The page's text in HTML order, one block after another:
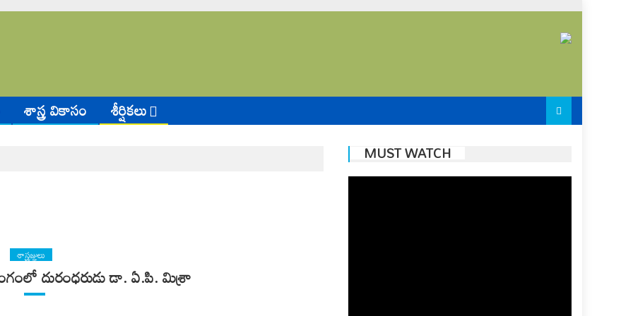
శాస్త్ర వికాసం శీర్షికలు
శాస్త్రజ్ఞులు
దురంధరుడు డా. ఏ.పి. మిశ్రా
MUST WATCH